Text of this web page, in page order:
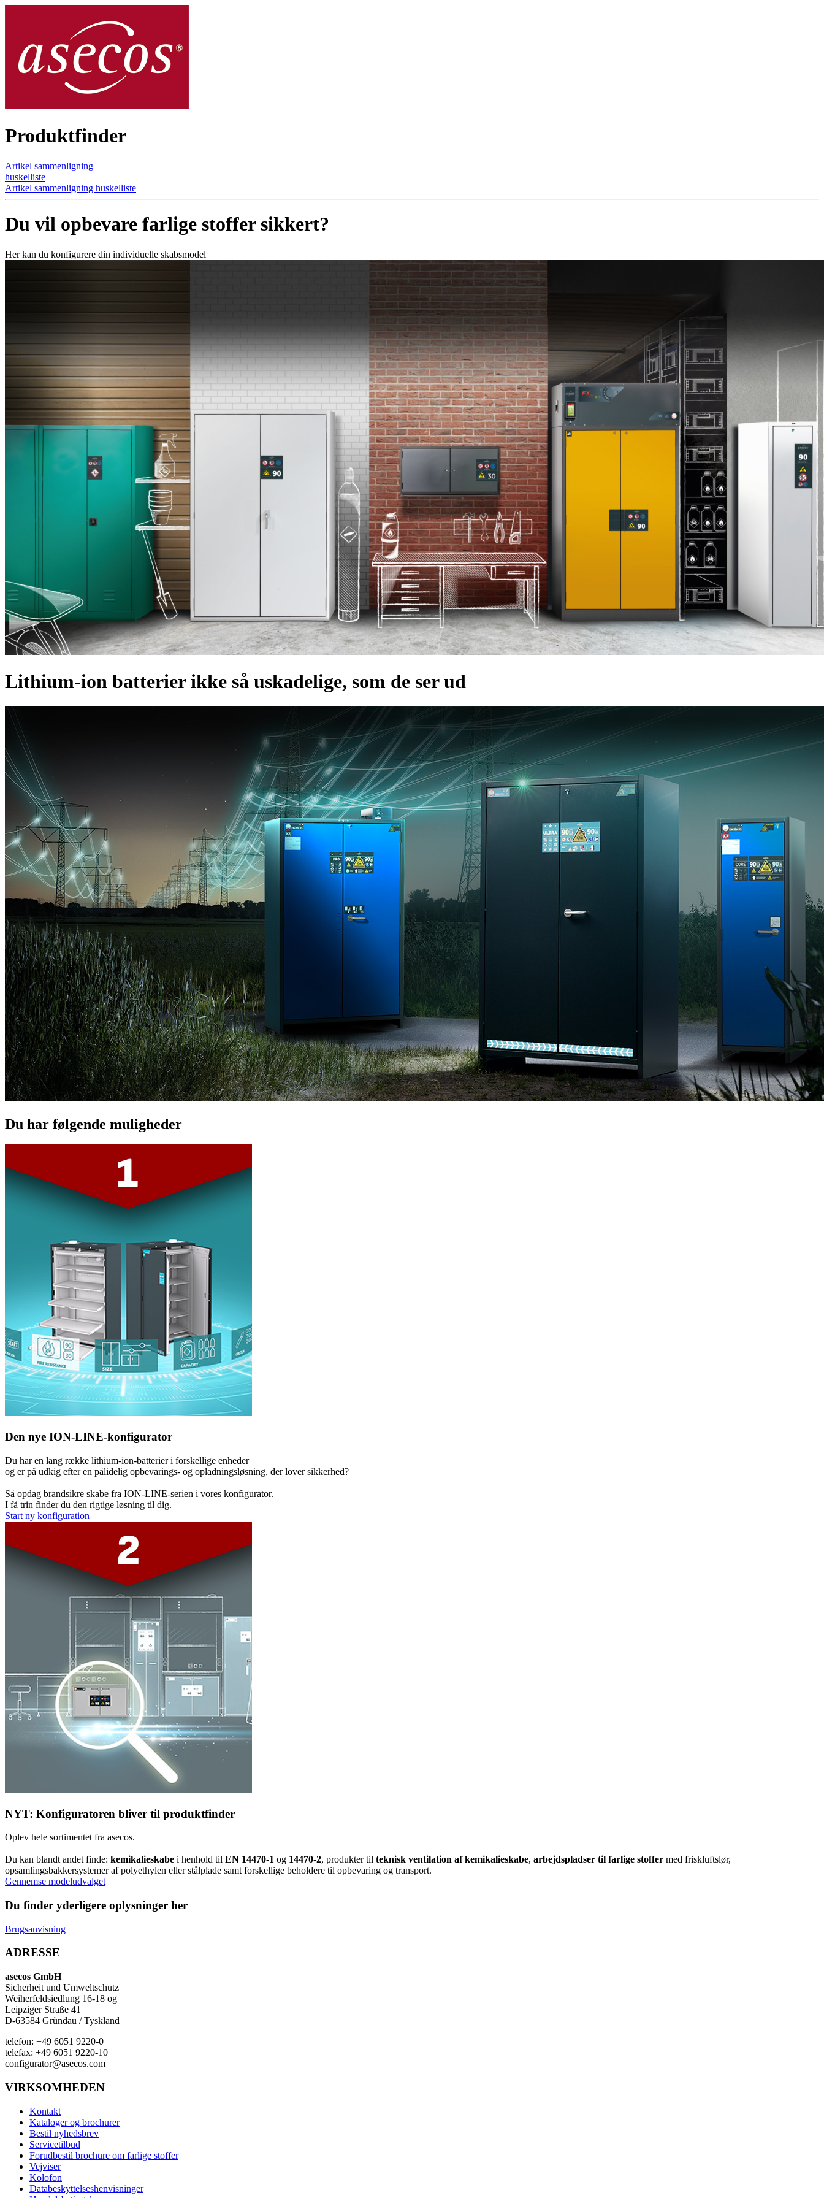
Produktfinder
Artikel sammenligning
huskelliste
Artikel sammenligning huskelliste
Du vil opbevare farlige stoffer sikkert?
Her kan du konfigurere din individuelle skabsmodel
Lithium-ion batterier ikke så uskadelige, som de ser ud
Du har følgende muligheder
Den nye ION-LINE-konfigurator
Du har en lang række lithium-ion-batterier i forskellige enheder
og er på udkig efter en pålidelig opbevarings- og opladningsløsning, der lover sikkerhed?
Så opdag brandsikre skabe fra ION-LINE-serien i vores konfigurator.
I få trin finder du den rigtige løsning til dig.
Start ny konfiguration
NYT: Konfiguratoren bliver til produktfinder
Oplev hele sortimentet fra asecos.
Du kan blandt andet finde: kemikalieskabe i henhold til EN 14470-1 og 14470-2, produkter til teknisk ventilation af kemikalieskabe, arbejdspladser til farlige stoffer med friskluftslør,
opsamlingsbakkersystemer af polyethylen eller stålplade samt forskellige beholdere til opbevaring og transport.
Gennemse modeludvalget
Du finder yderligere oplysninger her
Brugsanvisning
ADRESSE
asecos GmbH
Sicherheit und Umweltschutz
Weiherfeldsiedlung 16-18 og
Leipziger Straße 41
D-63584 Gründau / Tyskland
telefon: +49 6051 9220-0
telefax: +49 6051 9220-10
configurator@asecos.com
VIRKSOMHEDEN
Kontakt
Kataloger og brochurer
Bestil nyhedsbrev
Servicetilbud
Forudbestil brochure om farlige stoffer
Vejviser
Kolofon
Databeskyttelseshenvisninger